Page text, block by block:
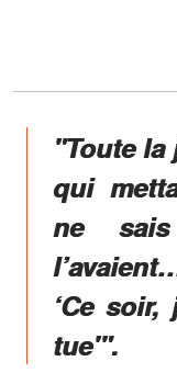
"Toute
qui
ne
‘Ce
tue'".